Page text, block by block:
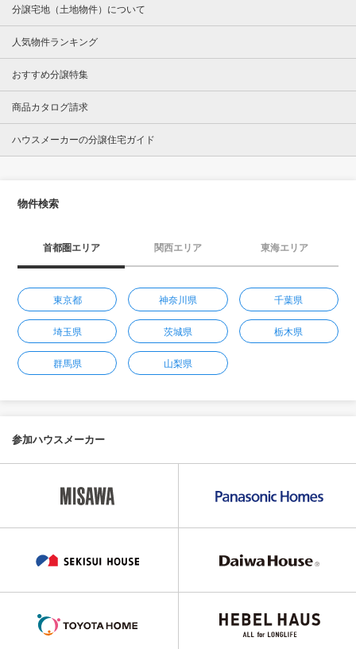
分譲宅地（土地物件）について
人気物件ランキング
おすすめ分譲特集
商品カタログ請求
ハウスメーカーの分譲住宅ガイド
物件検索
首都圏エリア 関西エリア 東海エリア
東京都 神奈川県 千葉県
埼玉県 茨城県 栃木県
群馬県 山梨県
参加ハウスメーカー